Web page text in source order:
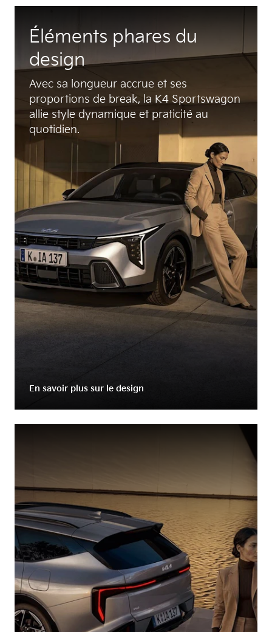
Éléments phares du
design
Avec sa longueur accrue et ses
proportions de break, la K4 Sportswagon
allie style dynamique et praticité au
quotidien.
En savoir plus sur le design